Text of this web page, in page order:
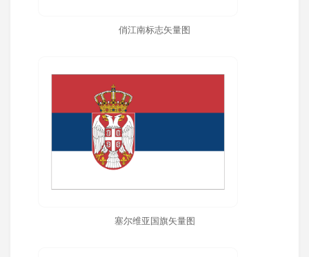
俏江南标志矢量图
塞尔维亚国旗矢量图